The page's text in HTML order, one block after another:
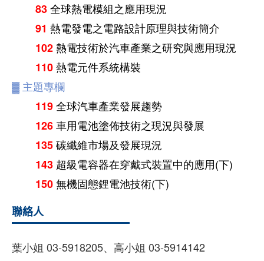
83全球熱電模組之應用現況
91 熱電發電之電路設計原理與技術簡介
102熱電技術於汽車產業之研究與應用現況
110熱電元件系統構裝
▓ 主題專欄
119全球汽車產業發展趨勢
126車用電池塗佈技術之現況與發展
135碳纖維市場及發展現況
143 超級電容器在穿戴式裝置中的應用(下)
150無機固態鋰電池技術(下)
聯絡人
葉小姐 03-5918205、高小姐 03-5914142